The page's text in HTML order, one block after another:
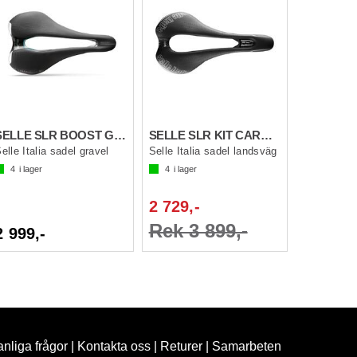
SELLE SLR BOOST GRAVEL TI316 SF Svart S3
Italia sadel gravel
4 i lager
999,-
SELLE SLR KIT CARBON SUPERFLOW Svart S3
Selle Italia sadel landsväg
4 i lager
2 729,-
Rek 3 899,-
frågor| Kontakta oss| Returer| Samarbeten